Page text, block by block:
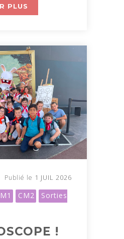
PLUS
Publié le 1 JUIL 2026
CM2
Sorties
!